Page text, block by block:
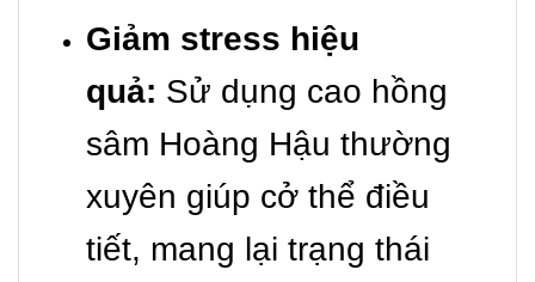
Giảm stress hiệu
quả: Sử dụng cao hồng
sâm Hoàng Hậu thường
xuyên giúp cở thể điều
tiết, mang lại trạng thái